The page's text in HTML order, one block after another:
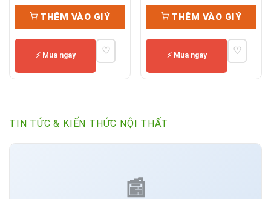
THÊM VÀO GIỶ
⚡ Mua ngay ♡
THÊM VÀO GIỶ
⚡ Mua ngay ♡
TIN TỨC & KIẾN THỨC NỘI THẤT